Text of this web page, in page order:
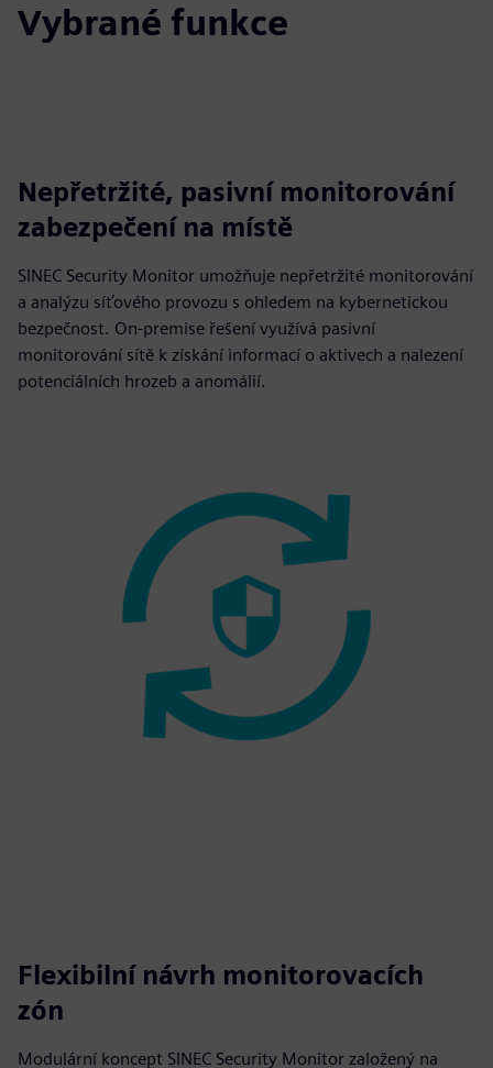
Vybrané funkce
Nepřetržité, pasivní monitorování
zabezpečení na místě
SINEC Security Monitor umožňuje nepřetržité monitorování
a analýzu síťového provozu s ohledem na kybernetickou
bezpečnost. On-premise řešení využívá pasivní
monitorování sítě k získání informací o aktivech a nalezení
potenciálních hrozeb a anomálií.
Flexibilní návrh monitorovacích
zón
Modulární koncept SINEC Security Monitor založený na